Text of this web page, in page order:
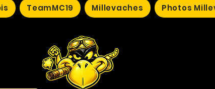
TeamMC19 Millevaches Photos